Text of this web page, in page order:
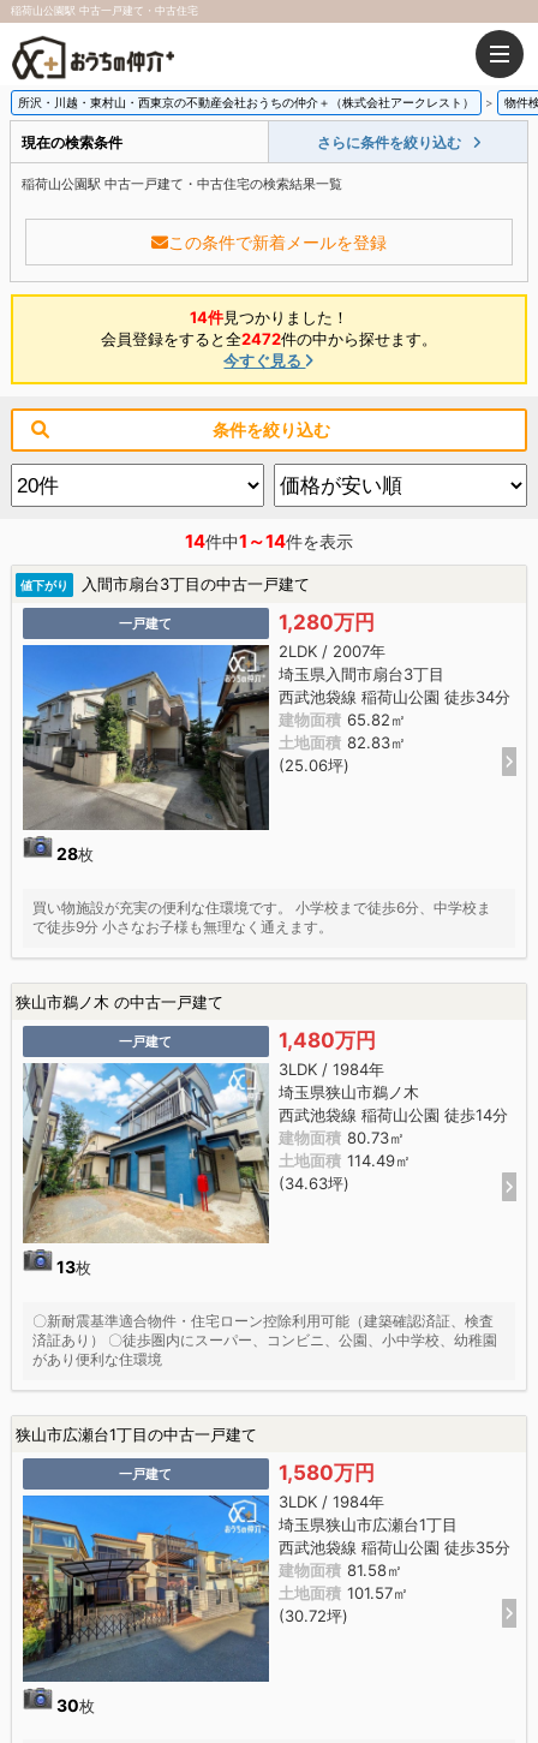
稲荷山公園駅 中古一戸建て・中古住宅
所沢・川越・東村山・西東京の不動産会社おうちの仲介＋（株式会社アークレスト） 物件
現在の検索条件 さらに条件を絞り込む
稲荷山公園駅 中古一戸建て・中古住宅の検索結果一覧
この条件で新着メールを登録
14件見つかりました！
会員登録をすると全2472件の中から探せます。
今すぐ見る
条件を絞り込む
14件中1～14件を表示
値下がり 入間市扇台3丁目の中古一戸建て
一戸建て
28枚
1,280万円
2LDK / 2007年
埼玉県入間市扇台3丁目
西武池袋線 稲荷山公園 徒歩34分
建物面積 65.82㎡
土地面積 82.83㎡
(25.06坪)
買い物施設が充実の便利な住環境です。 小学校まで徒歩6分、中学校ま
で徒歩9分 小さなお子様も無理なく通えます。
狭山市鵜ノ木 の中古一戸建て
一戸建て
13枚
1,480万円
3LDK / 1984年
埼玉県狭山市鵜ノ木
西武池袋線 稲荷山公園 徒歩14分
建物面積 80.73㎡
土地面積 114.49㎡
(34.63坪)
〇新耐震基準適合物件・住宅ローン控除利用可能（建築確認済証、検査
済証あり） 〇徒歩圏内にスーパー、コンビニ、公園、小中学校、幼稚園
があり便利な住環境
狭山市広瀬台1丁目の中古一戸建て
一戸建て
30枚
1,580万円
3LDK / 1984年
埼玉県狭山市広瀬台1丁目
西武池袋線 稲荷山公園 徒歩35分
建物面積 81.58㎡
土地面積 101.57㎡
(30.72坪)